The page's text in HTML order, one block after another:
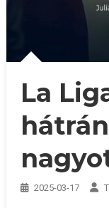
La
2025-03-17